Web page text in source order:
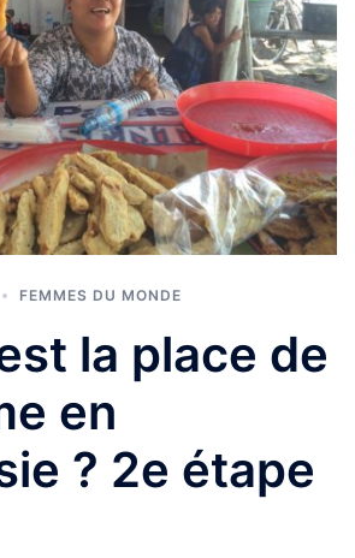
FEMMES DU MONDE
la place de
en
? 2e étape